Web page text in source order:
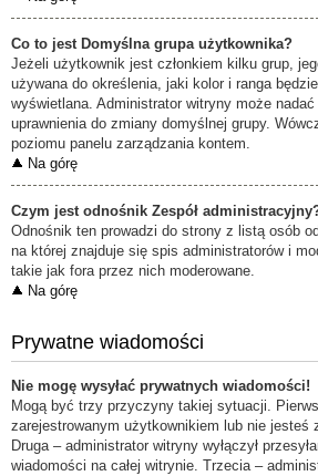
Co to jest Domyślna grupa użytkownika?
Jeżeli użytkownik jest członkiem kilku grup,
używana do określenia, jaki kolor i ranga
wyświetlana. Administrator witryny może
uprawnienia do zmiany domyślnej grupy.
poziomu panelu zarządzania kontem.
Na górę
Czym jest odnośnik Zespół administracyjny
Odnośnik ten prowadzi do strony z listą osób
na której znajduje się spis administratorów i
takie jak fora przez nich moderowane.
Na górę
Prywatne wiadomości
Nie mogę wysyłać prywatnych wiadomości!
Mogą być trzy przyczyny takiej sytuacji.
zarejestrowanym użytkownikiem lub nie jesteś
Druga – administrator witryny wyłączył
wiadomości na całej witrynie. Trzecia –